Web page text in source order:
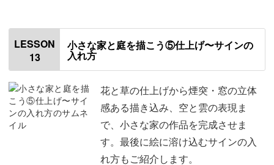
奥側の花や草を描く
バラを描く
芝生と柵を描く 07:02
LESSON
13
小さな家と庭を描こう⑤仕上げ〜サインの
入れ方
花と草の仕上げから煙突・窓の立体
感ある描き込み、空と雲の表現ま
で、小さな家の作品を完成させま
す。最後に絵に溶け込むサインの入
れ方もご紹介します。